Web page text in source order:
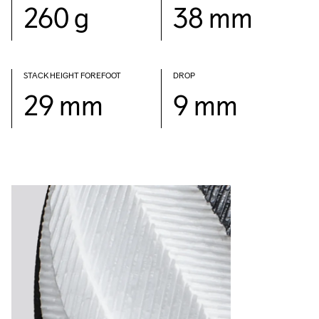
260 g 38 mm
STACK HEIGHT FOREFOOT
29 mm
DROP
9 mm